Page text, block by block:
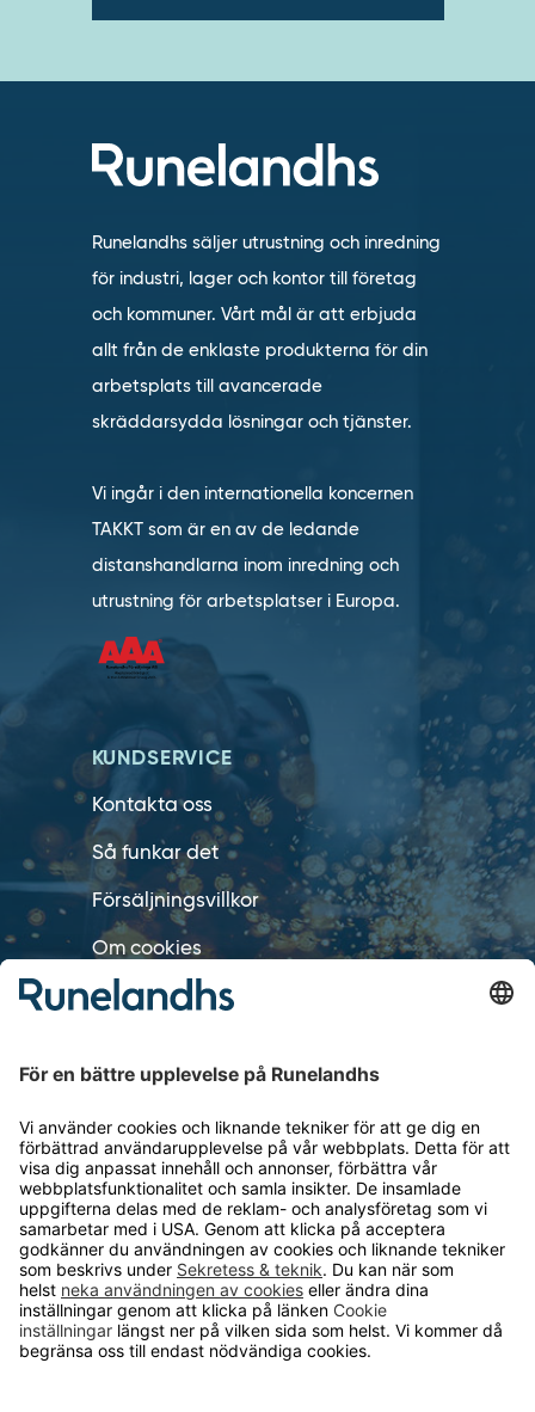
Runelandhs säljer utrustning och inredning
för industri, lager och kontor till företag
och kommuner. Vårt mål är att erbjuda
allt från de enklaste produkterna för din
arbetsplats till avancerade
skräddarsydda lösningar och tjänster.
Vi ingår i den internationella koncernen
TAKKT som är en av de ledande
distanshandlarna inom inredning och
utrustning för arbetsplatser i Europa.
KUNDSERVICE
Kontakta oss
Så funkar det
Försäljningsvillkor
Om cookies
Personuppgiftshantering
OM RUNELANDHS
Om Runelandhs
Köpvillkor
Därför ska du välja oss
Lediga jobb
Kvalitets- och miljöpolicy